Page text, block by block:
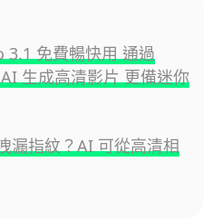
3.1 免費暢快用 通過
生成高清影片 更備迷你
漏指紋？AI 可從高清相